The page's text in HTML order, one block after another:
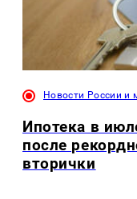
Новости России и
Ипотека в
после
вторички